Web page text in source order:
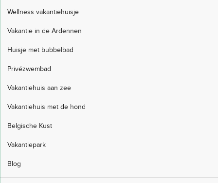
Wellness vakantiehuisje
Vakantie in de Ardennen
Huisje met bubbelbad
Privézwembad
Vakantiehuis aan zee
Vakantiehuis met de hond
Belgische Kust
Vakantiepark
Blog